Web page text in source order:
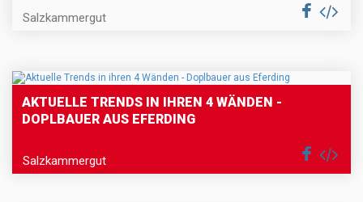
Salzkammergut
AKTUELLE TRENDS IN IHREN 4 WÄNDEN -
DOPLBAUER AUS EFERDING
Salzkammergut